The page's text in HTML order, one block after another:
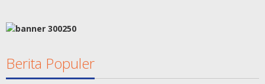
Berita Populer